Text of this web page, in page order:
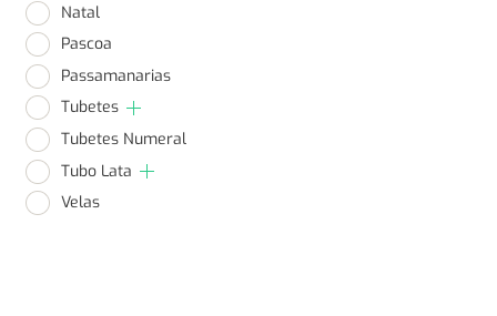
Natal
Pascoa
Passamanarias
Tubetes
Tubetes Numeral
Tubo Lata
Velas